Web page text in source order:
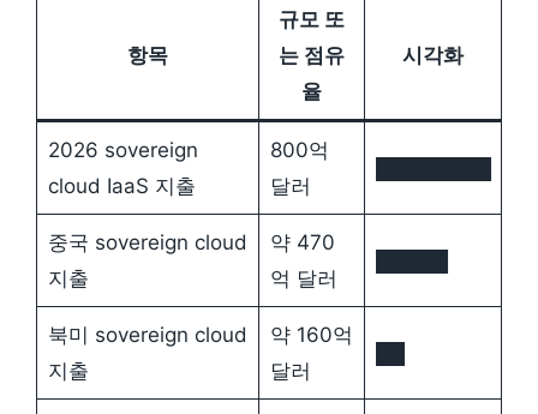
항목
규모 또
는 점유
율
시각화
2026 sovereign
cloud IaaS 지출
800억
달러
중국 sovereign cloud
지출
약 470
억 달러
북미 sovereign cloud
지출
약 160억
달러